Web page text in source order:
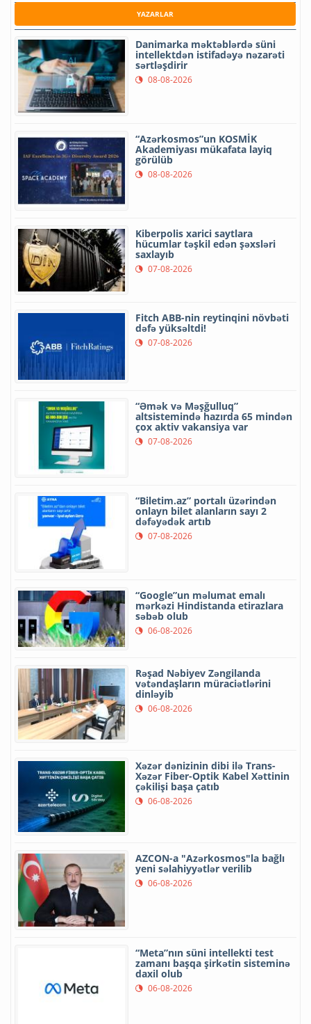
YAZARLAR
Danimarka məktəblərdə süni
intellektdən istifadəyə nəzarəti
sərtləşdirir
08-08-2026
“Azərkosmos”un KOSMİK
Akademiyası mükafata layiq
görülüb
08-08-2026
Kiberpolis xarici saytlara
hücumlar təşkil edən şəxsləri
saxlayıb
07-08-2026
Fitch ABB-nin reytinqini növbəti
dəfə yüksəltdi!
07-08-2026
“Əmək və Məşğulluq”
altsistemində hazırda 65 mindən
çox aktiv vakansiya var
07-08-2026
“Biletim.az” portalı üzərindən
onlayn bilet alanların sayı 2
dəfəyədək artıb
07-08-2026
“Google”un məlumat emalı
mərkəzi Hindistanda etirazlara
səbəb olub
06-08-2026
Rəşad Nəbiyev Zəngilanda
vətəndaşların müraciətlərini
dinləyib
06-08-2026
Xəzər dənizinin dibi ilə Trans-
Xəzər Fiber-Optik Kabel Xəttinin
çəkilişi başa çatıb
06-08-2026
AZCON-a "Azərkosmos"la bağlı
yeni səlahiyyətlər verilib
06-08-2026
“Meta”nın süni intellekti test
zamanı başqa şirkətin sisteminə
daxil olub
06-08-2026